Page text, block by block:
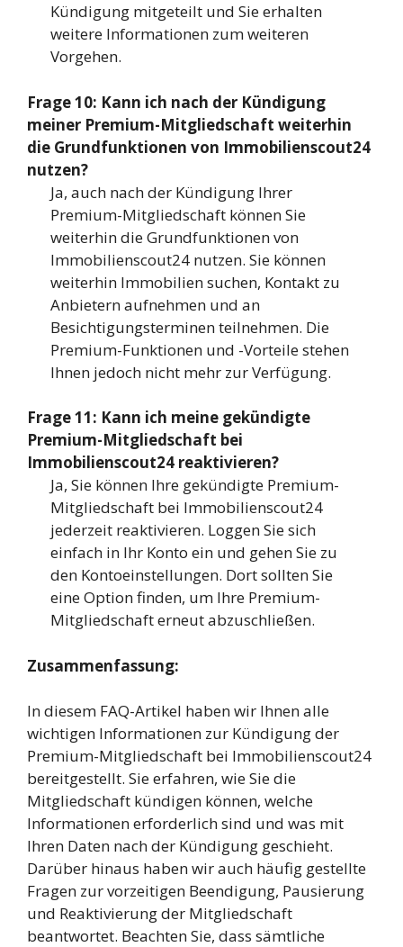
Kündigung mitgeteilt und Sie erhalten
weitere Informationen zum weiteren
Vorgehen.
Frage 10: Kann ich nach der Kündigung
meiner Premium-Mitgliedschaft weiterhin
die Grundfunktionen von Immobilienscout24
nutzen?
Ja, auch nach der Kündigung Ihrer
Premium-Mitgliedschaft können Sie
weiterhin die Grundfunktionen von
Immobilienscout24 nutzen. Sie können
weiterhin Immobilien suchen, Kontakt zu
Anbietern aufnehmen und an
Besichtigungsterminen teilnehmen. Die
Premium-Funktionen und -Vorteile stehen
Ihnen jedoch nicht mehr zur Verfügung.
Frage 11: Kann ich meine gekündigte
Premium-Mitgliedschaft bei
Immobilienscout24 reaktivieren?
Ja, Sie können Ihre gekündigte Premium-
Mitgliedschaft bei Immobilienscout24
jederzeit reaktivieren. Loggen Sie sich
einfach in Ihr Konto ein und gehen Sie zu
den Kontoeinstellungen. Dort sollten Sie
eine Option finden, um Ihre Premium-
Mitgliedschaft erneut abzuschließen.
Zusammenfassung:
In diesem FAQ-Artikel haben wir Ihnen alle
wichtigen Informationen zur Kündigung der
Premium-Mitgliedschaft bei Immobilienscout24
bereitgestellt. Sie erfahren, wie Sie die
Mitgliedschaft kündigen können, welche
Informationen erforderlich sind und was mit
Ihren Daten nach der Kündigung geschieht.
Darüber hinaus haben wir auch häufig gestellte
Fragen zur vorzeitigen Beendigung, Pausierung
und Reaktivierung der Mitgliedschaft
beantwortet. Beachten Sie, dass sämtliche